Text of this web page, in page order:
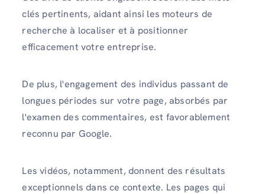
clés pertinents, aidant ainsi les moteurs de
recherche à localiser et à positionner
efficacement votre entreprise.
De plus, l'engagement des individus passant de
longues périodes sur votre page, absorbés par
l'examen des commentaires, est favorablement
reconnu par Google.
Les vidéos, notamment, donnent des résultats
exceptionnels dans ce contexte. Les pages qui